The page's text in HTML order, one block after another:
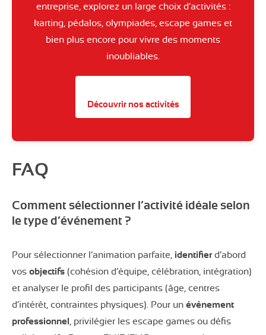
entreprise, explorez un large choix d’activités :
karting, pédalos, olympiades, escape games et
bien plus encore pour vivre des moments
inoubliables.
Découvrir nos activités
FAQ
Comment sélectionner l’activité idéale selon
le type d’événement ?
Pour sélectionner l’animation parfaite, identifierd’abord
vos objectifs (cohésion d’équipe, célébration, intégration)
et analyser le profil des participants (âge, centres
d’intérêt, contraintes physiques). Pour un événement
professionnel, privilégier les escape games ou défis